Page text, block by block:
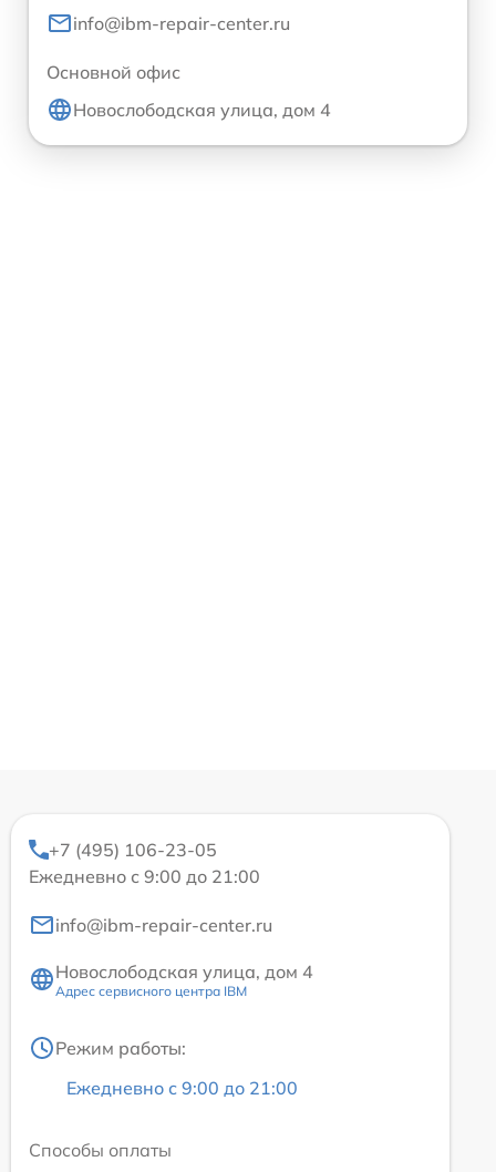
info@ibm-repair-center.ru
Основной офис
Новослободская улица, дом 4
+7 (495) 106-23-05
Ежедневно с 9:00 до 21:00
info@ibm-repair-center.ru
Новослободская улица, дом 4
Адрес сервисного центра IBM
Режим работы:
Ежедневно с 9:00 до 21:00
Способы оплаты